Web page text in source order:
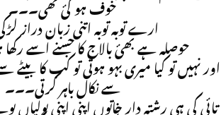
خوف ہو گئ تھی۔۔۔
ارے توبہ توبہ اتنی زبان دراز
حوصلہ ہے بھئ بالاج کا جسنے اسے
اور نہیں تو کیا میری بہو ہوتی تو کب کا بیٹے
سے نکال باہر کرتی۔۔۔
تائی کی ہی رشتہ دار خاتوں اپنی اپنی بولیاں